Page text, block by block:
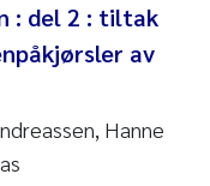
: del 2 : tiltak
av
Hanne